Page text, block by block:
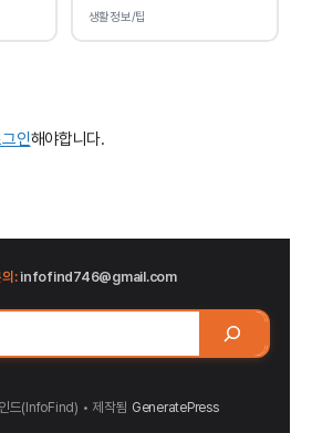
을 수 있습니다.
생활정보/팁
인해야합니다.
의:infofind746@gmail.com
드(InfoFind)​​​​ • 제작됨 GeneratePress